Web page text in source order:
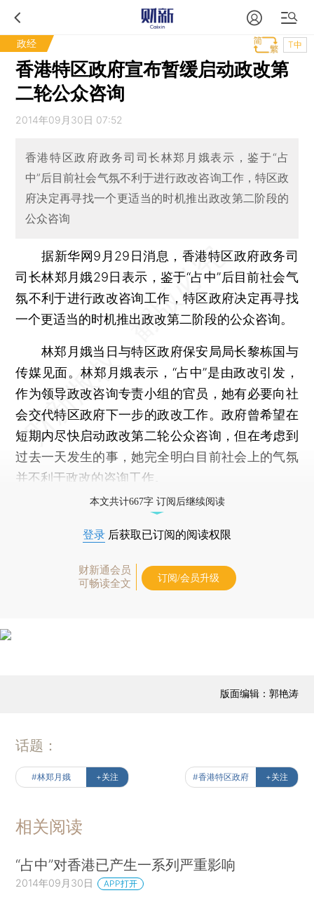
政经 T中
香港特区政府宣布暂缓启动政改第
二轮公众咨询
2014年09月30日 07:52
香港特区政府政务司司长林郑月娥表示，鉴于“占
中”后目前社会气氛不利于进行政改咨询工作，特区政
府决定再寻找一个更适当的时机推出政改第二阶段的
公众咨询
据新华网9月29日消息，香港特区政府政务司
司长林郑月娥29日表示，鉴于“占中”后目前社会气
氛不利于进行政改咨询工作，特区政府决定再寻找
一个更适当的时机推出政改第二阶段的公众咨询。
林郑月娥当日与特区政府保安局局长黎栋国与
传媒见面。林郑月娥表示，“占中”是由政改引发，
作为领导政改咨询专责小组的官员，她有必要向社
会交代特区政府下一步的政改工作。政府曾希望在
短期内尽快启动政改第二轮公众咨询，但在考虑到
过去一天发生的事，她完全明白目前社会上的气氛
并不利于政改的咨询工作。
本文共计667字 订阅后继续阅读
登录 后获取已订阅的阅读权限
财新通会员
可畅读全文
订阅/会员升级
版面编辑：郭艳涛
话题：
#林郑月娥 +关注 #香港特区政府 +关注
相关阅读
“占中”对香港已产生一系列严重影响
2014年09月30日 APP打开